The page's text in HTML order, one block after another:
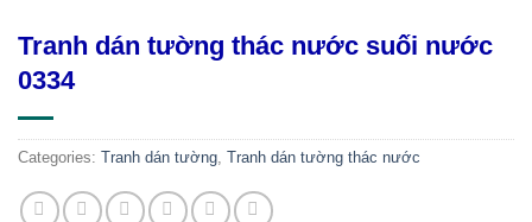
Tranh dán tường thác nước suối nước
0334
Categories: Tranh dán tường, Tranh dán tường thác nước